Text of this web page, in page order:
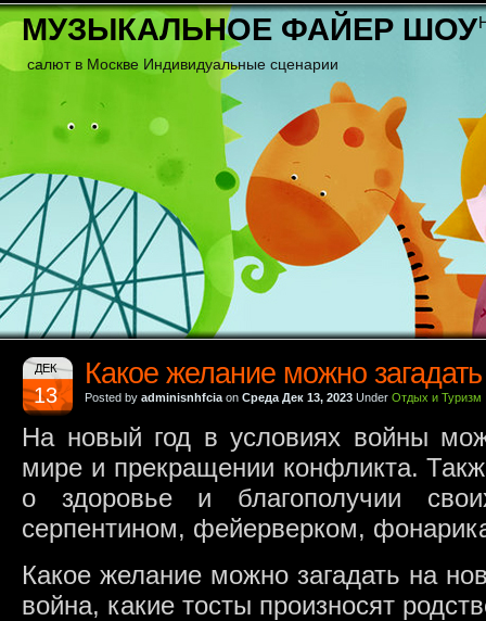
МУЗЫКАЛЬНОЕ ФАЙЕР ШОУ
салют в Москве Индивидуальные сценарии
ДЕК
13
Какое желание можно
Posted by adminisnhfcia on Среда Дек 13, 2023 Under Отдых и Туризм
На новый год в условиях войны
мире и прекращении конфликта.
о здоровье и благополучии
серпентином, фейерверком,
Какое желание можно загадать на
война, какие тосты произносят